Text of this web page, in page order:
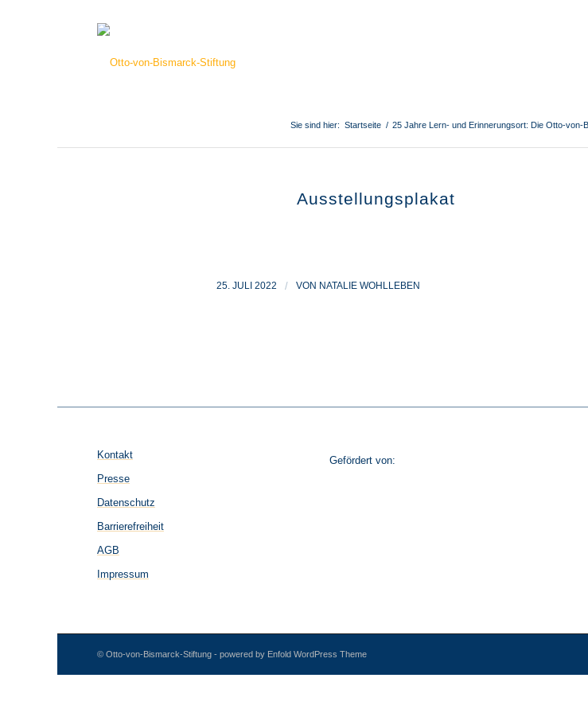
Sie sind hier: Startseite / 25 Jahre Lern- und Erinnerungsort: Die Otto-von-
Ausstellungsplakat
25. JULI 2022 / VON NATALIE WOHLLEBEN
Kontakt
Presse
Datenschutz
Barrierefreiheit
AGB
Impressum
Gefördert von:
© Otto-von-Bismarck-Stiftung - powered by Enfold WordPress Theme